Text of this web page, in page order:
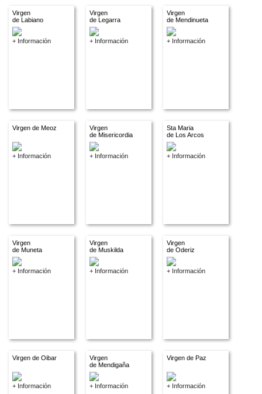
Virgen
de Labiano
+ Información
Virgen
de Legarra
+ Información
Virgen
de Mendinueta
+ Información
Virgen de Meoz
+ Información
Virgen
de Misericordia
+ Información
Sta Maria
de Los Arcos
+ Información
Virgen
de Muneta
+ Información
Virgen
de Muskilda
+ Información
Virgen
de Oderiz
+ Información
Virgen de Oibar
+ Información
Virgen
de Mendigaña
+ Información
Virgen de Paz
+ Información